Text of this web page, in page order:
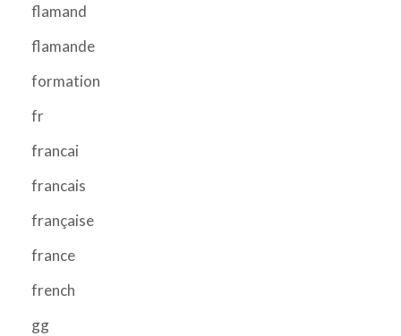
flamand
flamande
formation
fr
francai
francais
française
france
french
gg